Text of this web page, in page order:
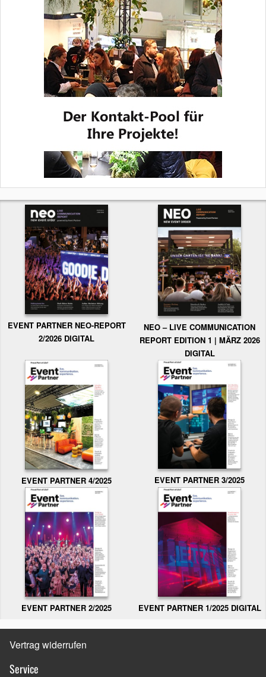
EVENT PARTNER NEO-REPORT
2/2026 DIGITAL
NEO – LIVE COMMUNICATION
REPORT EDITION 1 | MÄRZ 2026
DIGITAL
EVENT PARTNER 4/2025 EVENT PARTNER 3/2025
EVENT PARTNER 2/2025 EVENT PARTNER 1/2025 DIGITAL
Vertrag widerrufen
Service